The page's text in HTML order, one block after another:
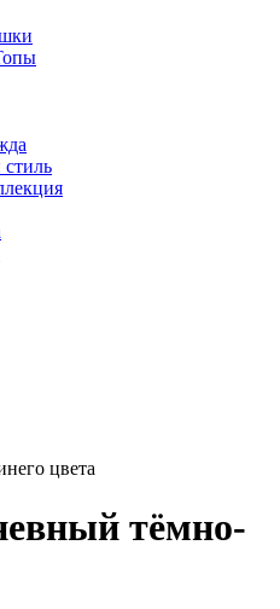
цвета
тёмно-